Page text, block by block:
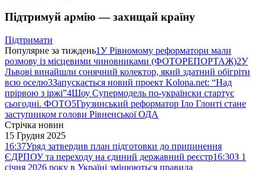
Підтримуй армію — захищай країну
Підтримати
Популярне за тиждень1У Рівномому реформатори мали
розмову із місцевими чиновниками (ФОТОРЕПОРТАЖ)2У
Львові винайшли сонячний колектор, який здатний обігріти
всю оселю3Запускається новий проект Kolona.net: “Над
прірвою з іржі”4Шоу Супермодель по-українски стартує
сьогодні. ФОТО5Грузинський реформатор Іло Глонті стане
заступником голови Рівненської ОДА
Стрічка новин
15 Грудня 2025
16:37Уряд затвердив план підготовки до припинення
ЄДРПОУ та переходу на єдиний державний реєстр16:30З 1
січня 2026 року в Україні змінюються правила